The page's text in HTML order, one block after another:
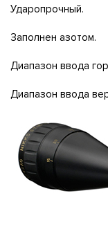
Ударопрочный.
Заполнен азотом.
Диапазон ввода
Диапазон ввода